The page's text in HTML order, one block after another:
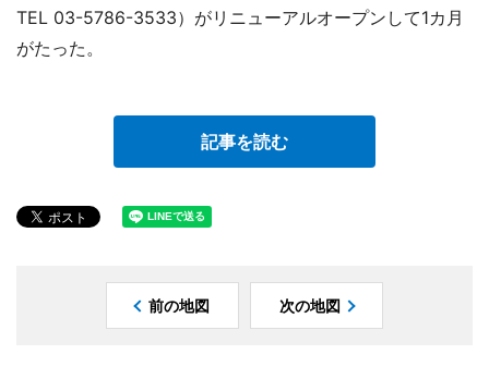
TEL 03-5786-3533）がリニューアルオープンして1カ月
がたった。
記事を読む
前の地図 次の地図